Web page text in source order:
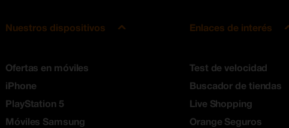
Nuestros dispositivos
Ofertas en móviles
iPhone
PlayStation 5
Móviles Samsung
Enlaces de interés
Test de velocidad
Buscador de tiendas
Live Shopping
Orange Seguros